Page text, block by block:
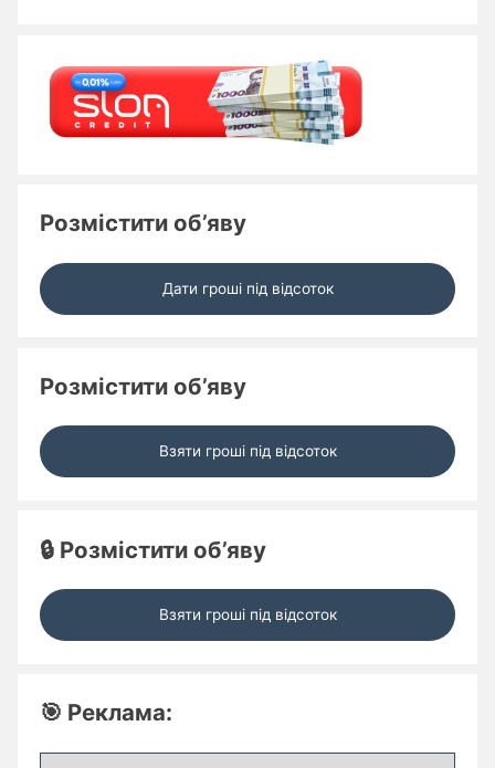
Розмістити об’яву
Дати гроші під відсоток
Розмістити об’яву
Взяти гроші під відсоток
🔒 Розмістити об’яву
Взяти гроші під відсоток
🎯 Реклама: